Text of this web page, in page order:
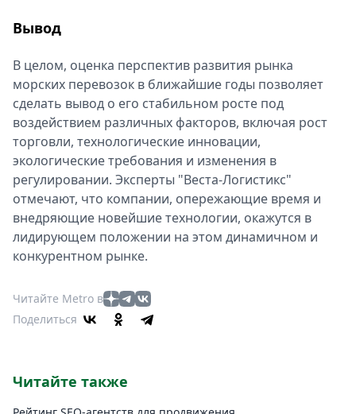
Вывод
В целом, оценка перспектив развития рынка
морских перевозок в ближайшие годы позволяет
сделать вывод о его стабильном росте под
воздействием различных факторов, включая рост
торговли, технологические инновации,
экологические требования и изменения в
регулировании. Эксперты "Веста-Логистикс"
отмечают, что компании, опережающие время и
внедряющие новейшие технологии, окажутся в
лидирующем положении на этом динамичном и
конкурентном рынке.
Читайте Metro в
Поделиться
Читайте также